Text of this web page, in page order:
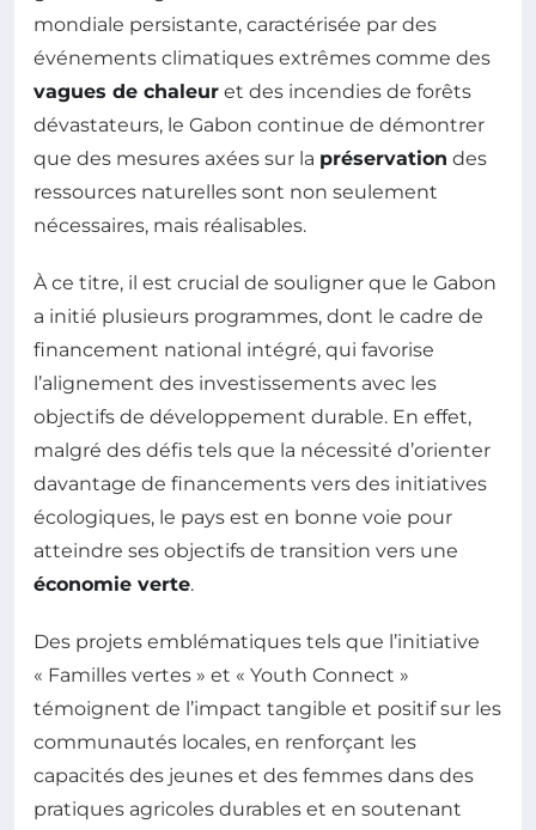
mondiale persistante, caractérisée par des
événements climatiques extrêmes comme des
vagues de chaleur et des incendies de forêts
dévastateurs, le Gabon continue de démontrer
que des mesures axées sur la préservation des
ressources naturelles sont non seulement
nécessaires, mais réalisables.
À ce titre, il est crucial de souligner que le Gabon
a initié plusieurs programmes, dont le cadre de
financement national intégré, qui favorise
l’alignement des investissements avec les
objectifs de développement durable. En effet,
malgré des défis tels que la nécessité d’orienter
davantage de financements vers des initiatives
écologiques, le pays est en bonne voie pour
atteindre ses objectifs de transition vers une
économie verte.
Des projets emblématiques tels que l’initiative
« Familles vertes » et « Youth Connect »
témoignent de l’impact tangible et positif sur les
communautés locales, en renforçant les
capacités des jeunes et des femmes dans des
pratiques agricoles durables et en soutenant